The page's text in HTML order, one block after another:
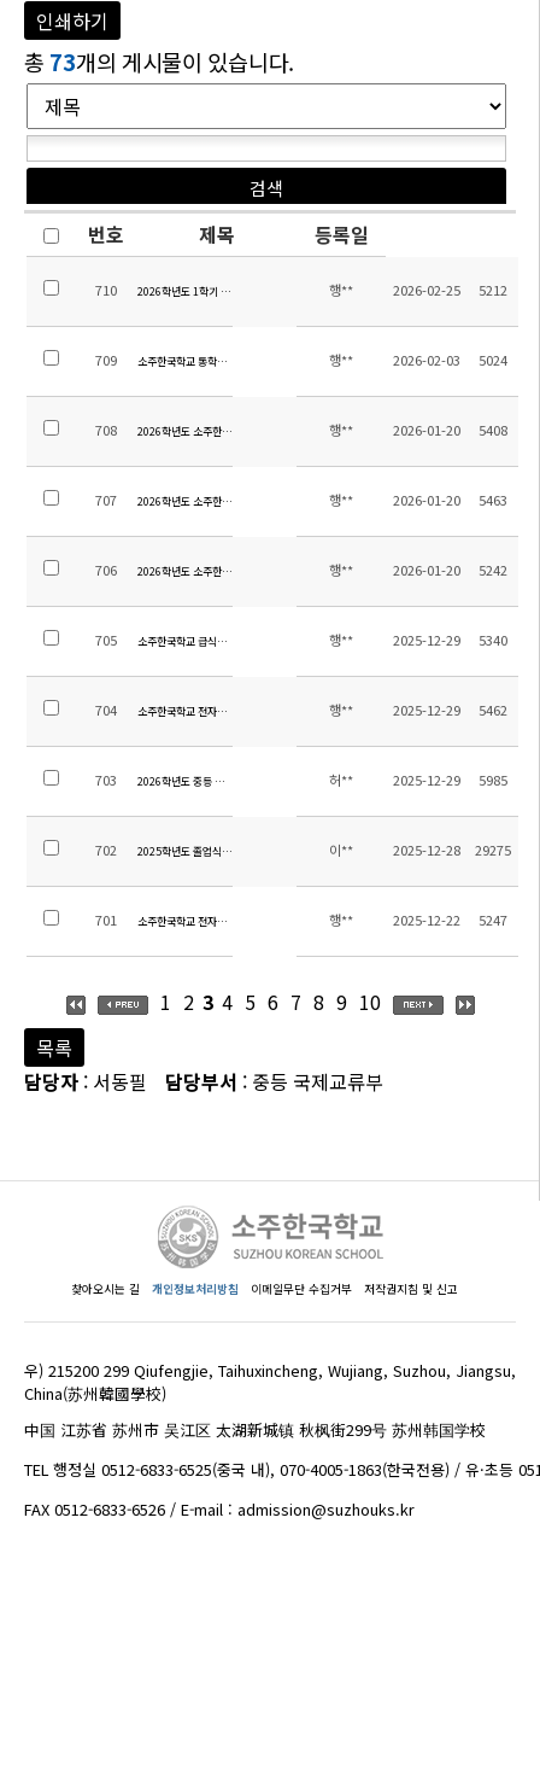
인쇄하기
총 73개의 게시물이 있습니다.
번호 제목 등록일
710 2026학년도 1학기 전체학생 통학버스 탑승자 명단 및 노선
행** 2026-02-25 5212
709 소주한국학교 통학버스 임차 및 관리용역 업체 선정 입찰공고(입찰공고 제2025-16호)
행** 2026-02-03 5024
708 2026학년도 소주한국학교 청소용역 업체 선정 입찰공고(입찰공고 제2025-15호)
행** 2026-01-20 5408
707 2026학년도 소주한국학교 소방용역 업체 선정 입찰공고(입찰공고 제2025-14호)
행** 2026-01-20 5463
706 2026학년도 소주한국학교 보안용역 업체 선정 입찰공고(입찰공고 제2025-13호)
행** 2026-01-20 5242
705 소주한국학교 급식위탁 용역업체 선정 입찰 공고(재공고, 긴급)(공고 제2025-12호)
행** 2025-12-29 5340
704 소주한국학교 전자칠판 및 화이트보드(칠판) 구매 및 설치 입찰 공고(재공고, 긴급)(공고 제
행** 2025-12-29 5462
703 2026학년도 중등 교과용도서 안내 허** 2025-12-29 5985
702 2025학년도 졸업식 안내 이** 2025-12-28 29275
701 소주한국학교 전자칠판 및 화이트보드(칠판) 구매 및 설치 입찰 공고(공고 제2025-10호)
행** 2025-12-22 5247
1 2 3 4 5 6 7 8 9 10
목록
담당자 : 서동필 담당부서 : 중등 국제교류부
찾아오시는 길 개인정보처리방침 이메일무단 수집거부 저작권지침 및 신고
우) 215200 299 Qiufengjie, Taihuxincheng, Wujiang, Suzhou, Jiangsu,
China(苏州韓國學校)
中国 江苏省 苏州市 吴江区 太湖新城镇 秋枫街299号 苏州韩国学校
TEL 행정실 0512-6833-6525(중국 내), 070-4005-1863(한국전용) / 유·초등
FAX 0512-6833-6526 / E-mail : admission@suzhouks.kr